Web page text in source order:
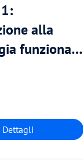
alla
funzionale
Dettagli